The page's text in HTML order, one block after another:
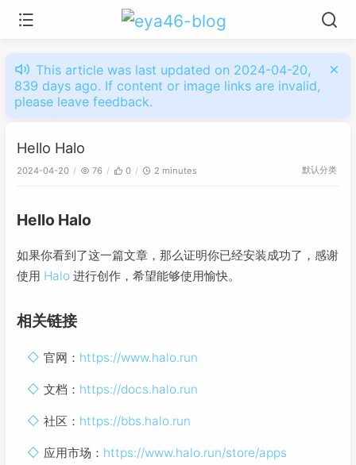
This article was last updated on 2024-04-20,
839 days ago. If content or image links are invalid,
please leave feedback.
Hello Halo
2024-04-20 76 0 2 minutes 默认分类
Hello Halo
如果你看到了这一篇文章，那么证明你已经安装成功了，感谢
使用 Halo 进行创作，希望能够使用愉快。
相关链接
官网： https://www.halo.run
文档： https://docs.halo.run
社区： https://bbs.halo.run
应用市场： https://www.halo.run/store/apps